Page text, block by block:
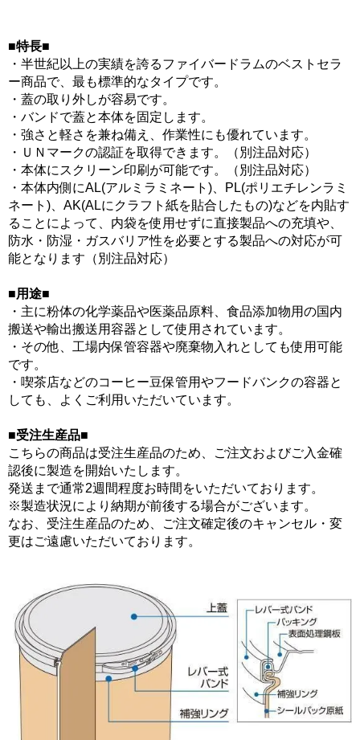
■特長■
・半世紀以上の実績を誇るファイバードラムのベストセラ
ー商品で、最も標準的なタイプです。
・蓋の取り外しが容易です。
・バンドで蓋と本体を固定します。
・強さと軽さを兼ね備え、作業性にも優れています。
・ＵＮマークの認証を取得できます。（別注品対応）
・本体にスクリーン印刷が可能です。（別注品対応）
・本体内側にAL(アルミラミネート)、PL(ポリエチレンラミ
ネート)、AK(ALにクラフト紙を貼合したもの)などを内貼す
ることによって、内袋を使用せずに直接製品への充填や、
防水・防湿・ガスバリア性を必要とする製品への対応が可
能となります（別注品対応）
■用途■
・主に粉体の化学薬品や医薬品原料、食品添加物用の国内
搬送や輸出搬送用容器として使用されています。
・その他、工場内保管容器や廃棄物入れとしても使用可能
です。
・喫茶店などのコーヒー豆保管用やフードバンクの容器と
しても、よくご利用いただいています。
■受注生産品■
こちらの商品は受注生産品のため、ご注文およびご入金確
認後に製造を開始いたします。
発送まで通常2週間程度お時間をいただいております。
※製造状況により納期が前後する場合がございます。
なお、受注生産品のため、ご注文確定後のキャンセル・変
更はご遠慮いただいております。